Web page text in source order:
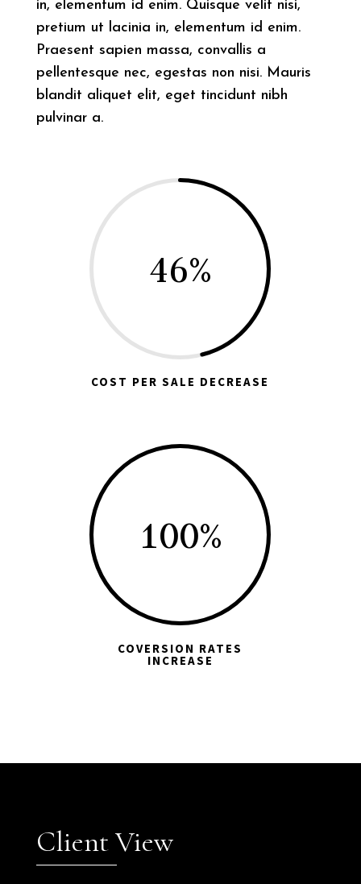
in, elementum id enim. Quisque velit nisi,
pretium ut lacinia in, elementum id enim.
Praesent sapien massa, convallis a
pellentesque nec, egestas non nisi. Mauris
blandit aliquet elit, eget tincidunt nibh
pulvinar a.
46%
COST PER SALE DECREASE
100%
COVERSION RATES
INCREASE
Client View